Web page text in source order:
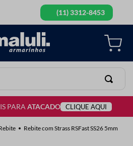
(11) 3312-8453
PARAATACADO CLIQUE AQUI
Rebite com Strass RSFast SS26 5mm